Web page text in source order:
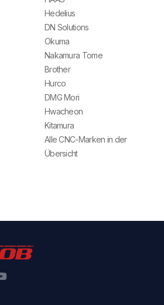
Hedelius
DN Solutions
Okuma
Nakamura Tome
Brother
Hurco
DMG Mori
Hwacheon
Kitamura
Alle CNC-Marken in der
Übersicht